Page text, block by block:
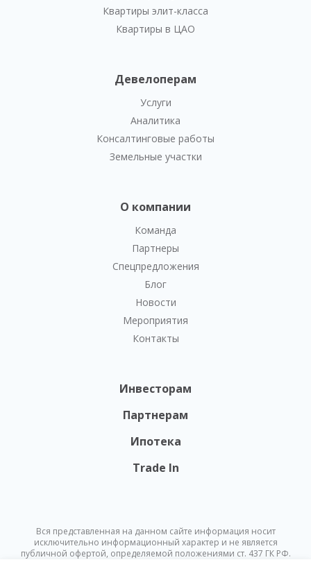
Квартиры элит-класса
Квартиры в ЦАО
Девелоперам
Услуги
Аналитика
Консалтинговые работы
Земельные участки
О компании
Команда
Партнеры
Спецпредложения
Блог
Новости
Мероприятия
Контакты
Инвесторам
Партнерам
Ипотека
Trade In
Вся представленная на данном сайте информация носит
исключительно информационный характер и не является
публичной офертой, определяемой положениями ст. 437 ГК РФ.